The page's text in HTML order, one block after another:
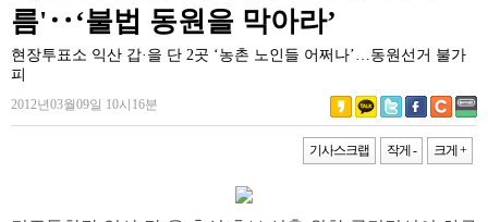
름'‥‘불법 동원을 막아라’
현장투표소 익산 갑·을 단 2곳 ‘농촌 노인들 어쩌나’…동원선거 불가
피
2012년03월09일 10시16분
기사스크랩 작게 - 크게 +